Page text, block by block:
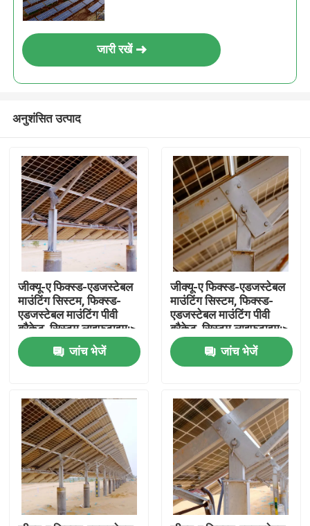
होम
उत्पाद
वीडियो
जारी रखें
अनुशंसित उत्पाद
जीक्यू-ए फिक्स्ड-एडजस्टेबल
माउंटिंग सिस्टम, फिक्स्ड-
एडजस्टेबल माउंटिंग पीवी
ब्रैकेट, सिस्टम लाइफटाइम:>
25 साल
जांच भेजें
जीक्यू-ए फिक्स्ड-एडजस्टेबल
माउंटिंग सिस्टम, फिक्स्ड-
एडजस्टेबल माउंटिंग पीवी
ब्रैकेट, सिस्टम लाइफटाइम:>
25 साल
जांच भेजें